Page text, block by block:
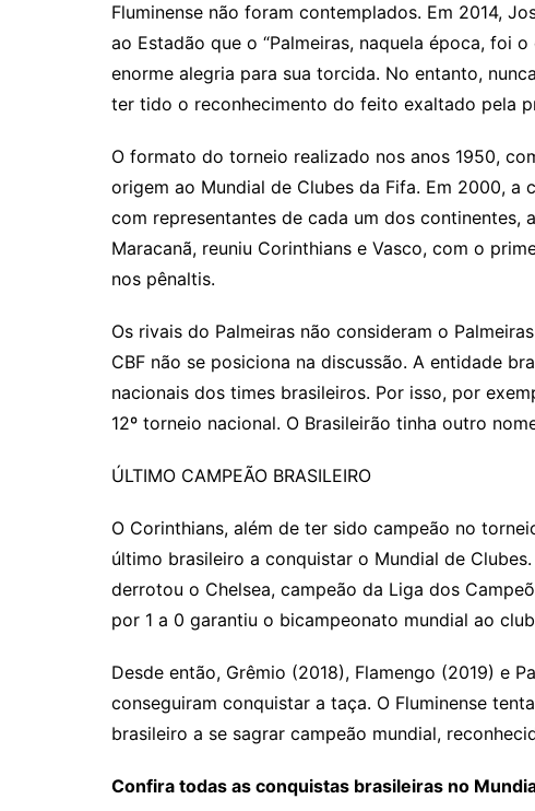
Fluminense não foram contemplados. Em 2014,
ao Estadão que o “Palmeiras, naquela época, foi
enorme alegria para sua torcida. No entanto,
ter tido o reconhecimento do feito exaltado pela
O formato do torneio realizado nos anos 1950,
origem ao Mundial de Clubes da Fifa. Em 2000,
com representantes de cada um dos continentes,
Maracanã, reuniu Corinthians e Vasco, com o
nos pênaltis.
Os rivais do Palmeiras não consideram o
CBF não se posiciona na discussão. A entidade
nacionais dos times brasileiros. Por isso, por
12º torneio nacional. O Brasileirão tinha outro
ÚLTIMO CAMPEÃO BRASILEIRO
O Corinthians, além de ter sido campeão no
último brasileiro a conquistar o Mundial de
derrotou o Chelsea, campeão da Liga dos
por 1 a 0 garantiu o bicampeonato mundial ao
Desde então, Grêmio (2018), Flamengo (2019) e
conseguiram conquistar a taça. O Fluminense
brasileiro a se sagrar campeão mundial,
Confira todas as conquistas brasileiras no